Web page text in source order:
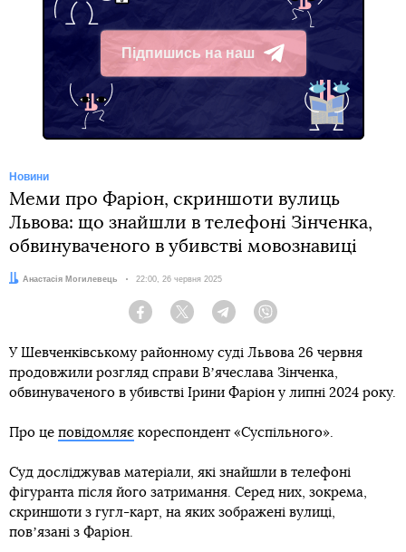
Підпишись на наш
Telegram
Новини
Меми про Фаріон, скриншоти вулиць
Львова: що знайшли в телефоні Зінченка,
обвинуваченого в убивстві мовознавиці
Автор:
Анастасія Могилевець Дата:
22:00, 26 червня 2025
Facebook Twitter Telegram
У Шевченківському районному суді Львова 26 червня
продовжили розгляд справи Вʼячеслава Зінченка,
обвинуваченого в убивстві Ірини Фаріон у липні 2024 року.
Про це повідомляє кореспондент «Суспільного».
Суд досліджував матеріали, які знайшли в телефоні
фігуранта після його затримання. Серед них, зокрема,
скриншоти з гугл-карт, на яких зображені вулиці,
повʼязані з Фаріон.